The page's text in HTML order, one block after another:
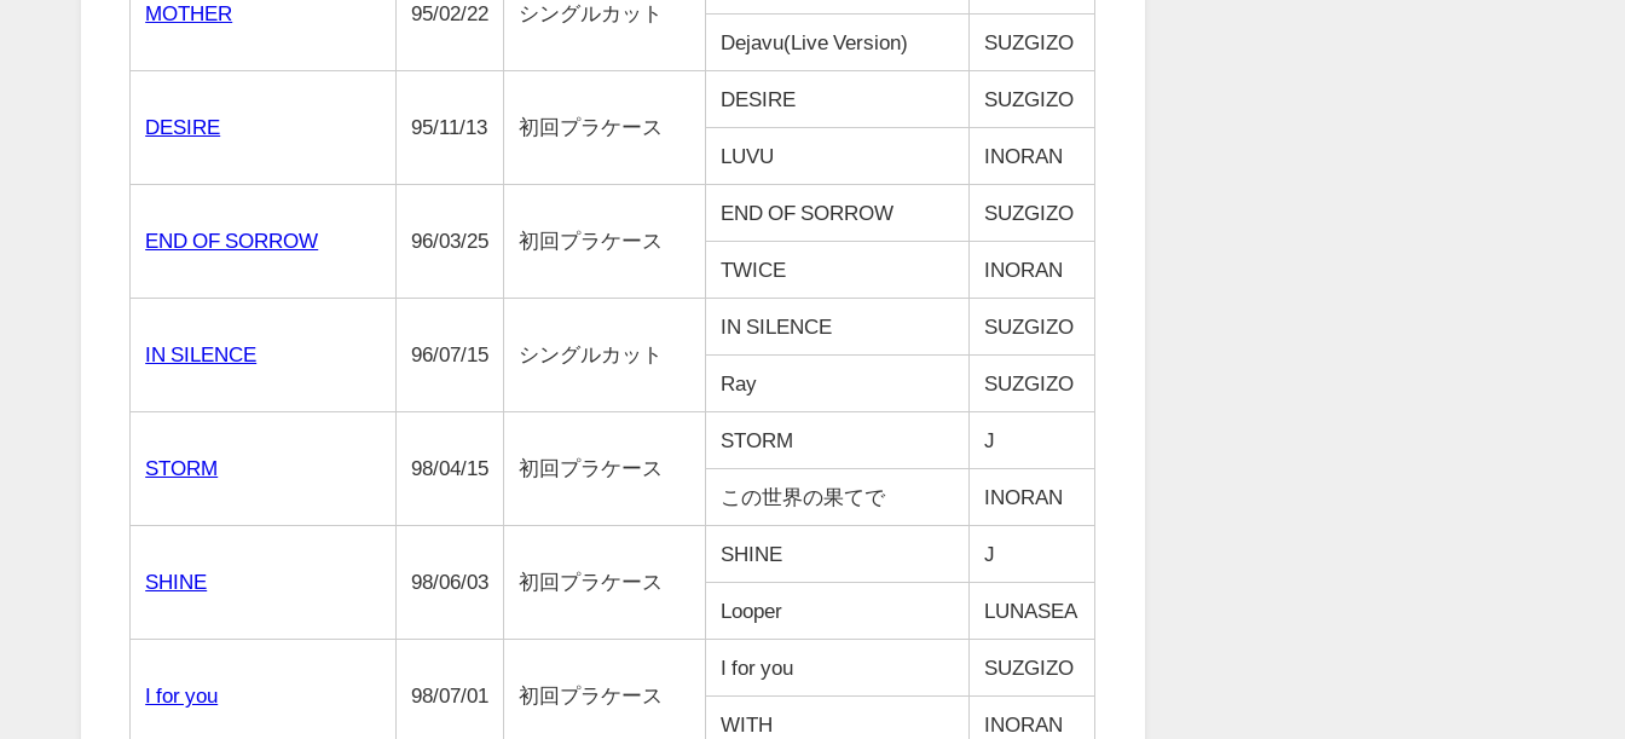
MOTHER 95/02/22 シングルカット
Dejavu(Live Version) SUZGIZO
DESIRE 95/11/13 初回プラケース
DESIRE SUZGIZO
LUVU INORAN
END OF SORROW 96/03/25 初回プラケース
END OF SORROW SUZGIZO
TWICE INORAN
IN SILENCE 96/07/15 シングルカット
IN SILENCE SUZGIZO
Ray SUZGIZO
STORM 98/04/15 初回プラケース
STORM J
この世界の果てで INORAN
SHINE 98/06/03 初回プラケース
SHINE J
Looper LUNASEA
I for you 98/07/01 初回プラケース
I for you SUZGIZO
WITH INORAN